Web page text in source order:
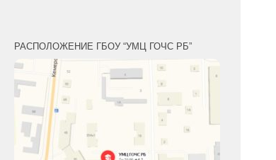
РАСПОЛОЖЕНИЕ ГБОУ “УМЦ ГОЧС РБ”